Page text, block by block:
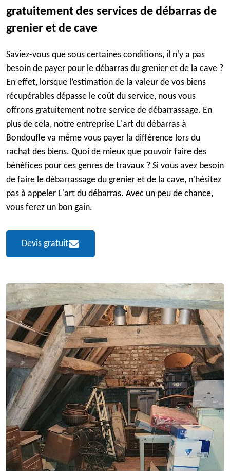
gratuitement des services de débarras de
grenier et de cave
Saviez-vous que sous certaines conditions, il n'y a pas
besoin de payer pour le débarras du grenier et de la cave ?
En effet, lorsque l’estimation de la valeur de vos biens
récupérables dépasse le coût du service, nous vous
offrons gratuitement notre service de débarrassage. En
plus de cela, notre entreprise L'art du débarras à
Bondoufle va même vous payer la différence lors du
rachat des biens. Quoi de mieux que pouvoir faire des
bénéfices pour ces genres de travaux ? Si vous avez besoin
de faire le débarrassage du grenier et de la cave, n'hésitez
pas à appeler L'art du débarras. Avec un peu de chance,
vous ferez un bon gain.
Devis gratuit